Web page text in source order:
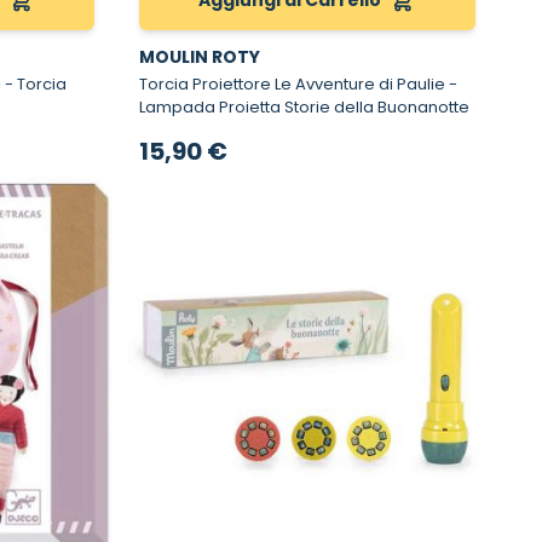
MOULIN ROTY
Torcia Proiettore Le Avventure di Paulie -
Lampada Proietta Storie della Buonanotte
15,90 €